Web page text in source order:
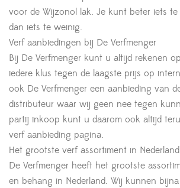
voor de Wijzonol lak. Je kunt beter iets
dan iets te weinig.
Verf aanbiedingen bij De Verfmenger
Bij De Verfmenger kunt u altijd rekenen
iedere klus tegen de laagste prijs op
ook De Verfmenger een aanbieding van
distributeur waar wij geen nee tegen
partij inkoop kunt u daarom ook altijd
verf aanbieding pagina.
Het grootste verf assortiment in Nederland
De Verfmenger heeft het grootste
en behang in Nederland. Wij kunnen